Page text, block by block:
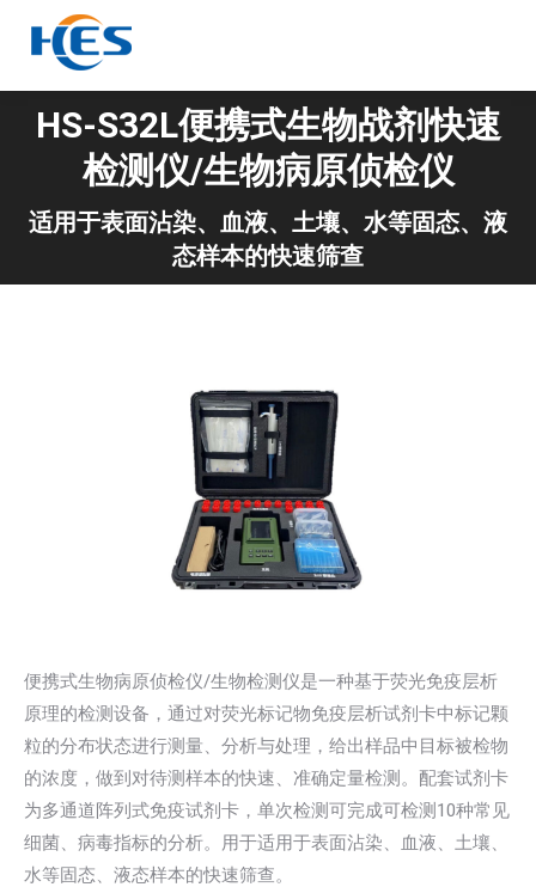
HS-S32L便携式生物战剂快速
检测仪/生物病原侦检仪
适用于表面沾染、血液、土壤、水等固态、液
态样本的快速筛查
你在这里：
便携式生物病原侦检仪/生物检测仪是一种基于荧光免疫层析
原理的检测设备，通过对荧光标记物免疫层析试剂卡中标记颗
粒的分布状态进行测量、分析与处理，给出样品中目标被检物
的浓度，做到对待测样本的快速、准确定量检测。配套试剂卡
为多通道阵列式免疫试剂卡，单次检测可完成可检测10种常见
细菌、病毒指标的分析。用于适用于表面沾染、血液、土壤、
水等固态、液态样本的快速筛查。